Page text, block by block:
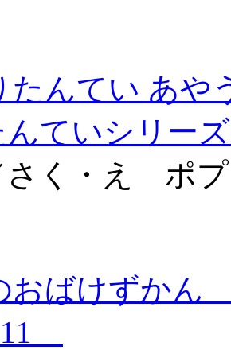
たんてい
んていシリー
さく・え ポ
おばけずか